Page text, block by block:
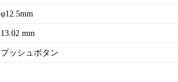
φ12.5mm
13.02 mm
プッシュボタン